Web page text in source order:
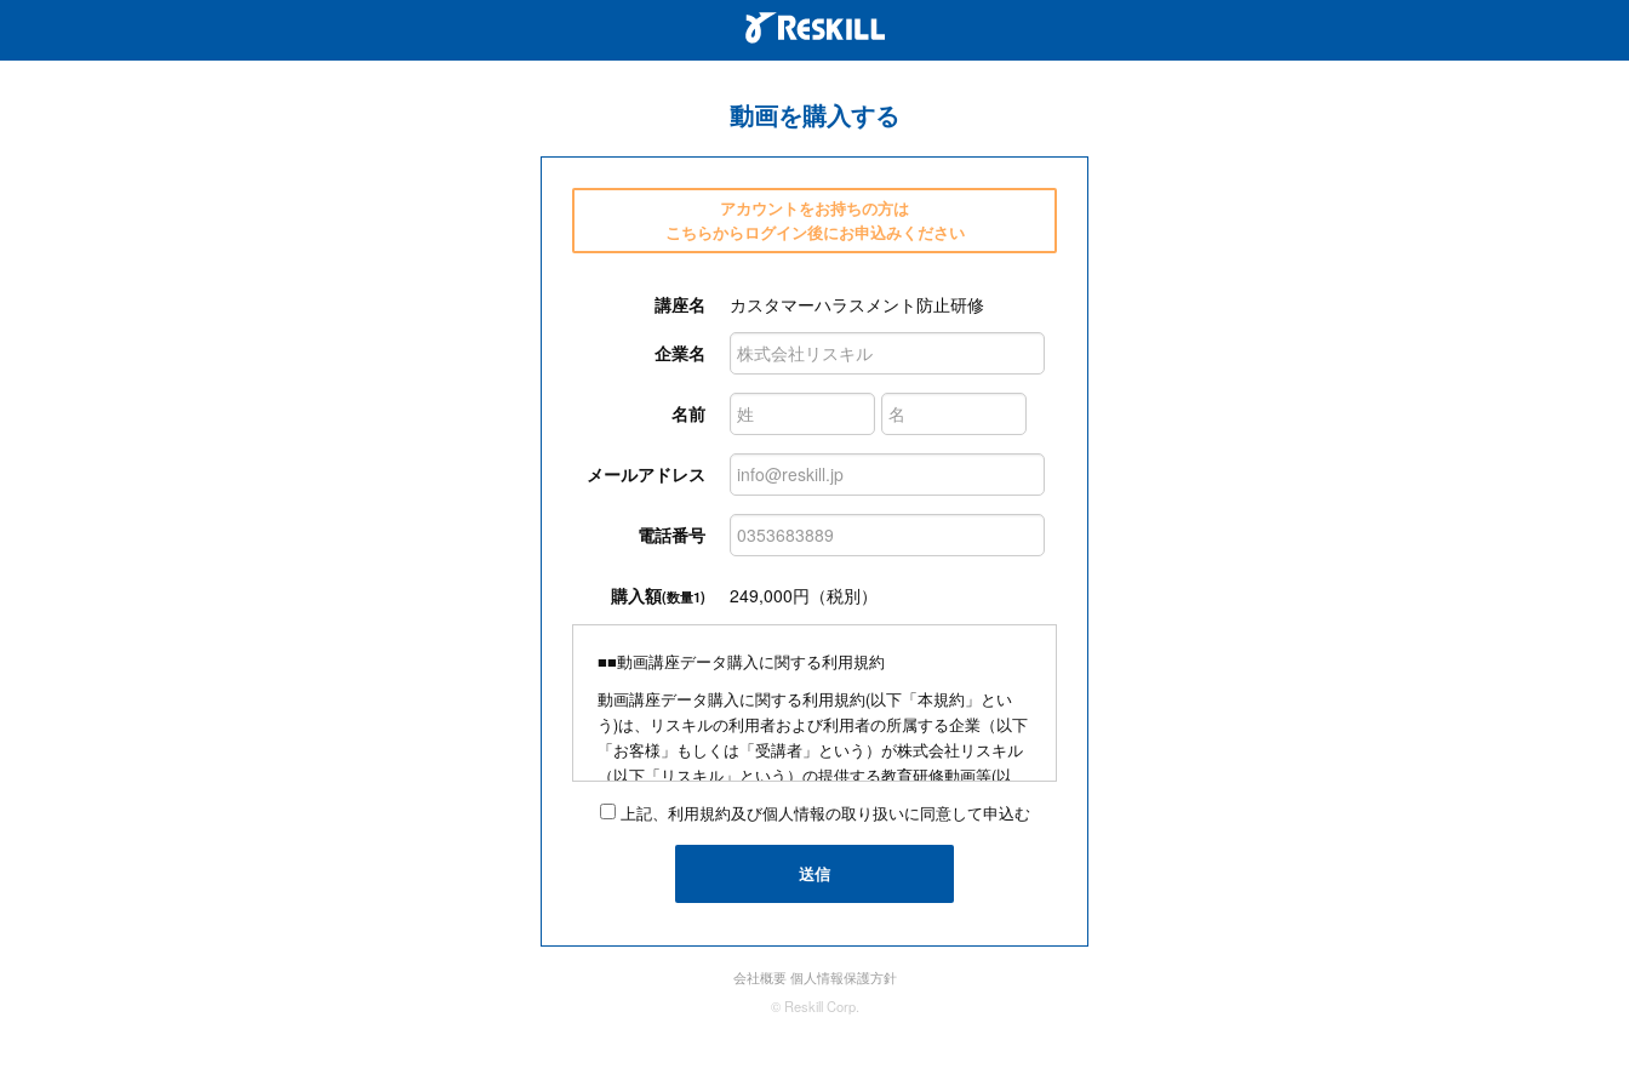
動画を購入する
アカウントをお持ちの方は
こちらからログイン後にお申込みください
講座名
カスタマーハラスメント防止研修
企業名
名前
メールアドレス
電話番号
購入額(数量1) 249,000円（税別）
■■動画講座データ購入に関する利用規約
動画講座データ購入に関する利用規約(以下「本規約」とい
う)は、リスキルの利用者および利用者の所属する企業（以下
「お客様」もしくは「受講者」という）が株式会社リスキル
（以下「リスキル」という）の提供する教育研修動画等(以
下、リスキルが制作・販売・録画・配信等する教育研修に係
る動画及びテキスト等を総称して「著作データ」という)を利
用するにあたり、お客様に遵守していただく事項を定めたも
・同業他社および研修講師の方の動画講座の導入、および自
動画講座の利用はお断りします。判明した場合、即時のサー
ビスの停止に加え、本サービスに関わる総額に対して3を乗じ
上記、利用規約及び個人情報の取り扱いに同意して申込む
会社概要 個人情報保護方針
© Reskill Corp.